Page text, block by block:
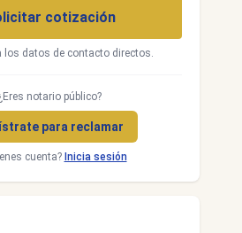
cotización
los datos de contacto directos.
notario público?
para reclamar
cuenta? Inicia sesión